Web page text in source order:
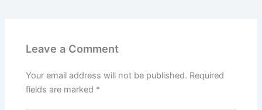
Leave a Comment
Your email address will not be published. Required
fields are marked *